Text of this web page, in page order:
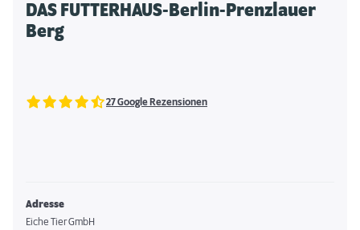
DAS FUTTERHAUS-Berlin-Prenzlauer
Berg
27 Google Rezensionen
Adresse
Eiche Tier GmbH